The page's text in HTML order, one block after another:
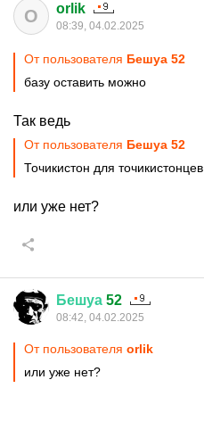
O orlik
08:39, 04.02.2025
От пользователя Бешуа 52
базу оставить можно
Так ведь
От пользователя Бешуа 52
Точикистон для точикистонцев
или уже нет?
Бешуа 52
08:42, 04.02.2025
От пользователя orlik
или уже нет?